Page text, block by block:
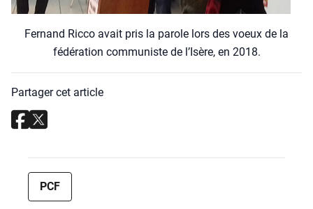
Fer­nand Ric­co avait pris la parole lors des voeux de la
fédé­ra­tion com­mu­niste de l’I­sère, en 2018.
Partager cet article
PCF